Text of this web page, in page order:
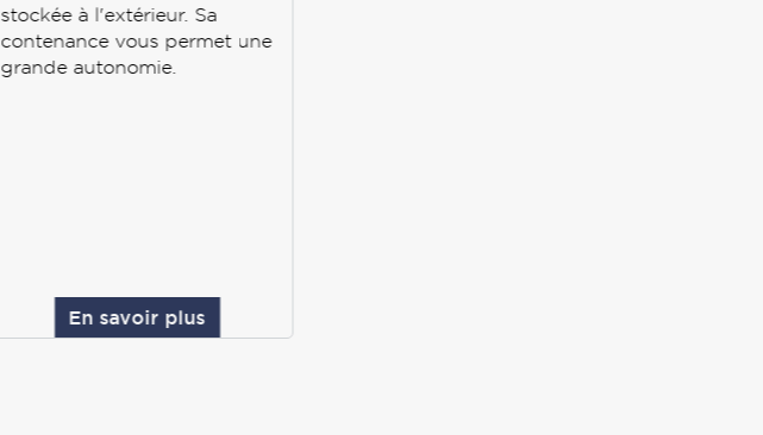
stockée à l'extérieur. Sa
contenance vous permet une
grande autonomie.
En savoir plus